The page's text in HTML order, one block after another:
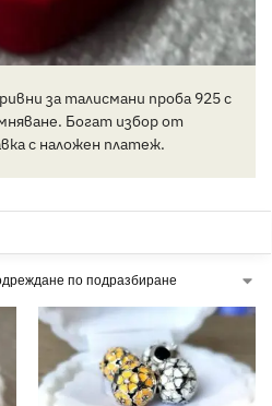
за талисмани проба 925 с
Богат избор от
с наложен платеж.